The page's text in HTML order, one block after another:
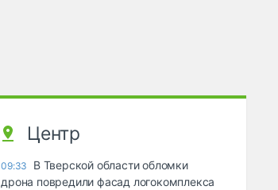
Центр
09:33
В Тверской области обломки
дрона повредили фасад логокомплекса